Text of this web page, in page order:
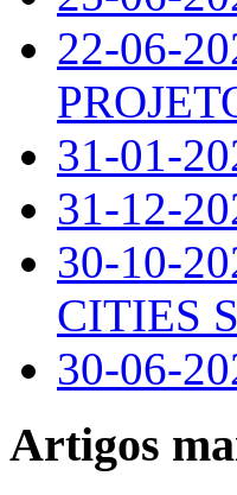
22-06-
31-01-
31-12-
30-10-
CITIES
30-06-
Artigos